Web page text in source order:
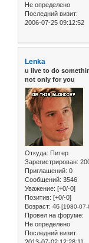
Не определено
Последний визит:
2006-07-25 09:12:52
Lenka
u live to do
not only for you
Откуда: Питер
Зарегистрирован:
Приглашений: 0
Сообщений: 3546
Уважение: [+0/-0]
Позитив: [+0/-0]
Возраст: 46 [1980-07-
Провел на форуме:
Не определено
Последний визит: